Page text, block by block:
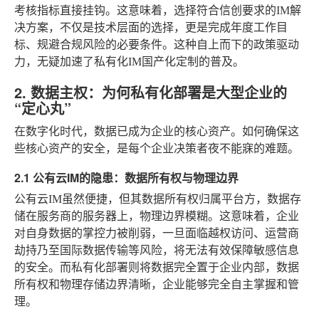
考核指标直接挂钩。这意味着，选择符合信创要求的IM解
决方案，不仅是技术层面的选择，更是完成年度工作目
标、规避合规风险的必要条件。这种自上而下的政策驱动
力，无疑加速了私有化IM国产化定制的普及。
2. 数据主权：为何私有化部署是大型企业的
“定心丸”
在数字化时代，数据已成为企业的核心资产。如何确保这
些核心资产的安全，是每个企业决策者夜不能寐的难题。
2.1 公有云IM的隐患：数据所有权与物理边界
公有云IM虽然便捷，但其数据所有权归属平台方，数据存
储在服务商的服务器上，物理边界模糊。这意味着，企业
对自身数据的掌控力被削弱，一旦面临越权访问、运营商
劫持乃至国际数据传输等风险，将无法有效保障敏感信息
的安全。而私有化部署则将数据完全置于企业内部，数据
所有权和物理存储边界清晰，企业能够完全自主掌握和管
理。